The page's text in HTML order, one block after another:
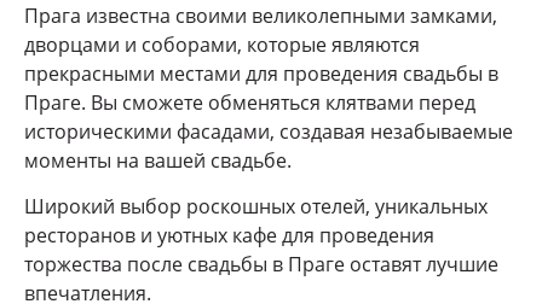
Прага известна своими великолепными замками,
дворцами и соборами, которые являются
прекрасными местами для проведения свадьбы в
Праге. Вы сможете обменяться клятвами перед
историческими фасадами, создавая незабываемые
моменты на вашей свадьбе.
Широкий выбор роскошных отелей, уникальных
ресторанов и уютных кафе для проведения
торжества после свадьбы в Праге оставят лучшие
впечатления.